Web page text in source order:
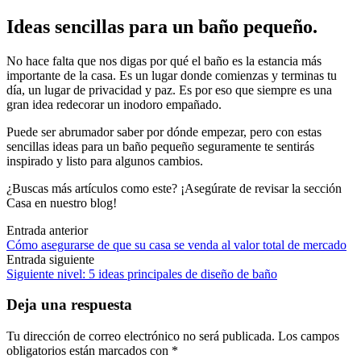
Ideas sencillas para un baño pequeño.
No hace falta que nos digas por qué el baño es la estancia más
importante de la casa. Es un lugar donde comienzas y terminas tu
día, un lugar de privacidad y paz. Es por eso que siempre es una
gran idea redecorar un inodoro empañado.
Puede ser abrumador saber por dónde empezar, pero con estas
sencillas ideas para un baño pequeño seguramente te sentirás
inspirado y listo para algunos cambios.
¿Buscas más artículos como este? ¡Asegúrate de revisar la sección
Casa en nuestro blog!
Navegación
de
las
entradas
Entrada anterior
Cómo asegurarse de que su casa se venda al valor total de mercado
Entrada siguiente
Siguiente nivel: 5 ideas principales de diseño de baño
Deja una respuesta
Tu dirección de correo electrónico no será publicada. Los campos
obligatorios están marcados con *